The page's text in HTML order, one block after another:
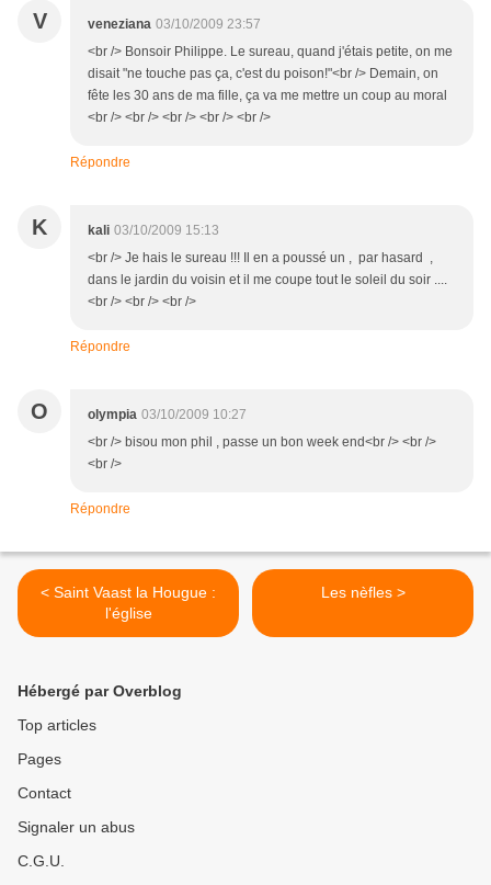
V veneziana 03/10/2009 23:57
<br /> Bonsoir Philippe. Le sureau, quand j'étais petite, on me
disait "ne touche pas ça, c'est du poison!"<br /> Demain, on
fête les 30 ans de ma fille, ça va me mettre un coup au moral
<br /> <br /> <br /> <br /> <br />
Répondre
K kali 03/10/2009 15:13
<br /> Je hais le sureau !!! Il en a poussé un , par hasard ,
dans le jardin du voisin et il me coupe tout le soleil du soir ....
<br /> <br /> <br />
Répondre
O olympia 03/10/2009 10:27
<br /> bisou mon phil , passe un bon week end<br /> <br />
<br />
Répondre
< Saint Vaast la Hougue :
l'église
Les nèfles >
Hébergé par Overblog
Top articles
Pages
Contact
Signaler un abus
C.G.U.